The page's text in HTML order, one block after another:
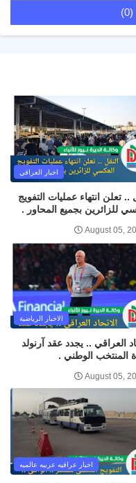
اخبار العراقي
.. تعلن انتهاء عمليات التفويج
للزائرين بجميع المحاور .
August 05,
الاخبار الرياضية
العراقي .. يجدد عقد آرنولد
المنتخب الوطني .
August 05,
اخبار عراقيه عربيه عالميه